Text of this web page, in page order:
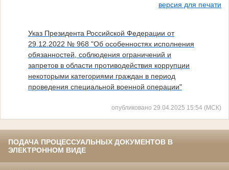
версия для печати
Указ Президента Российской Федерации от
29.12.2022 № 968 "Об особенностях исполнения
обязанностей, соблюдения ограничений и
запретов в области противодействия коррупции
некоторыми категориями граждан в период
проведения специальной военной операции"
опубликовано 29.04.2025 15:54 (МСК)
ПОДАЧА ПРОЦЕССУАЛЬНЫХ ДОКУМЕНТОВ В
ЭЛЕКТРОННОМ ВИДЕ